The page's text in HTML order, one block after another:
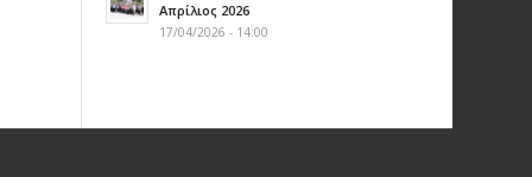
Απρίλιος 2026
17/04/2026 - 14:00